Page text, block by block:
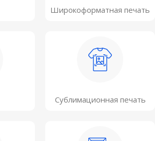
Широкоформатная печать
Сублимационная печать